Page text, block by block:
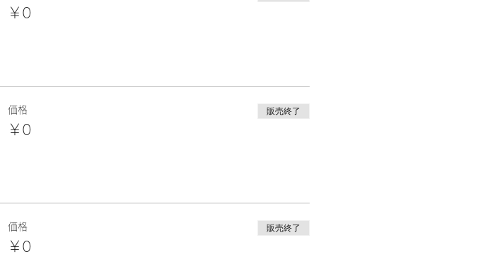
￥0
価格
￥0
販売終了
価格
￥0
販売終了